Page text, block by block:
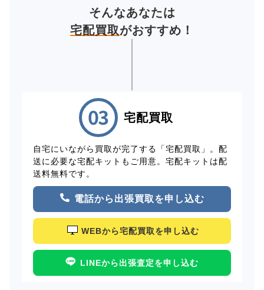
そんなあなたは
宅配買取がおすすめ！
宅配買取
自宅にいながら買取が完了する「宅配買取」。配
送に必要な宅配キットもご用意。宅配キットは配
送料無料です。
電話から出張買取を申し込む
WEBから宅配買取を申し込む
LINEから出張査定を申し込む